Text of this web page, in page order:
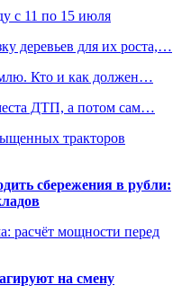
с 11 по 15 июля
деревьев для их роста,…
Кто и как должен…
ДТП, а потом сам…
тракторов
сбережения в рубли:
расчёт мощности перед
на смену